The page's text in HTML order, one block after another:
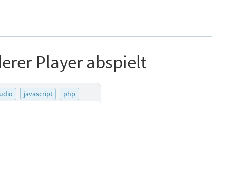
Player abspielt
javascript php